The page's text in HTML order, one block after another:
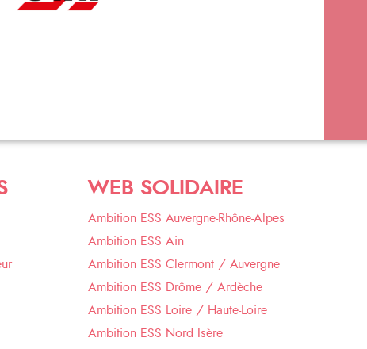
WEB SOLIDAIRE
Ambition ESS Auvergne-Rhône-Alpes
Ambition ESS Ain
Ambition ESS Clermont / Auvergne
Ambition ESS Drôme / Ardèche
Ambition ESS Loire / Haute-Loire
Ambition ESS Nord Isère